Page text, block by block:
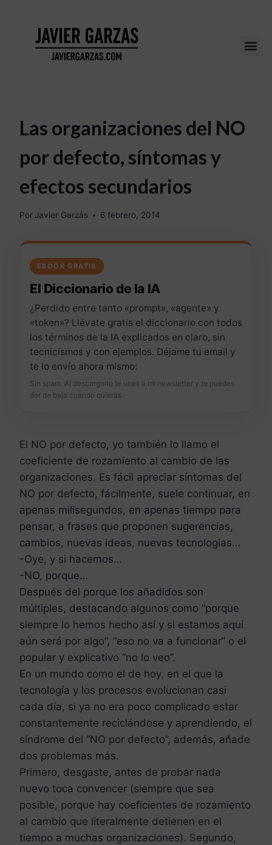
Las organizaciones del NO
por defecto, síntomas y
efectos secundarios
Por Javier Garzás 6 febrero, 2014
EBOOK GRATIS
El Diccionario de la IA
¿Perdido entre tanto «prompt», «agente» y
«token»? Llévate gratis el diccionario con todos
los términos de la IA explicados en claro, sin
tecnicismos y con ejemplos. Déjame tu email y
te lo envío ahora mismo:
Sin spam. Al descargarlo te unes a mi newsletter y te puedes
dar de baja cuando quieras.
El NO por defecto, yo también lo llamo el
coeficiente de rozamiento al cambio de las
organizaciones. Es fácil apreciar síntomas del
NO por defecto, fácilmente, suele continuar, en
apenas milisegundos, en apenas tiempo para
pensar, a frases que proponen sugerencias,
cambios, nuevas ideas, nuevas tecnologías…
-Oye, y si hacemos…
-NO, porque…
Después del porque los añadidos son
múltiples, destacando algunos como “porque
siempre lo hemos hecho así y si estamos aquí
aún será por algo”, “eso no va a funcionar” o el
popular y explicativo “no lo veo”.
En un mundo como el de hoy, en el que la
tecnología y los procesos evolucionan casi
cada día, si ya no era poco complicado estar
constantemente reciclándose y aprendiendo, el
síndrome del “NO por defecto”, además, añade
dos problemas más.
Primero, desgaste, antes de probar nada
nuevo toca convencer (siempre que sea
posible, porque hay coeficientes de rozamiento
al cambio que literalmente detienen en el
tiempo a muchas organizaciones). Segundo,